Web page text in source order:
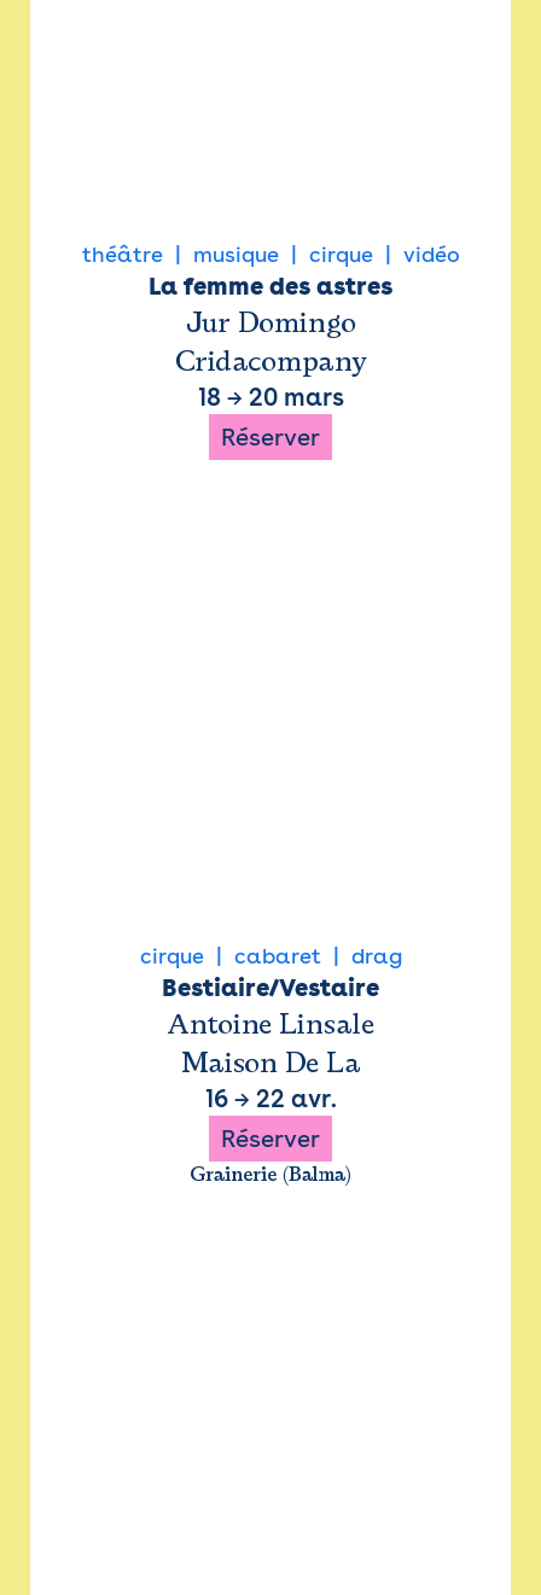
théâtre musique cirque vidéo
La femme des astres
Jur Domingo
Cridacompany
18 → 20 mars
Réserver
cirque cabaret drag
Bestiaire/Vestaire
Antoine Linsale
Maison De La
16→ 22 avr.
Réserver
Grainerie (Balma)